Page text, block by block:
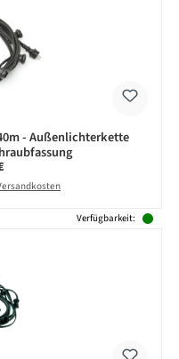
- Außenlichterkette
Preis:
Verfügbarkeit: